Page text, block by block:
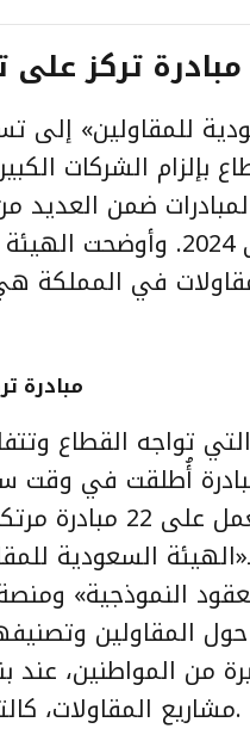
22 مبادرة تركز
للمقاولين» إلى
بإلزام الشركات
ضمن العديد
في المملكة
22
التي تواجه القطاع
أُطلقت في وقت
الهيئة في عام 2017،
العام لـ«الهيئة
النموذجية»
المقاولين
من المواطنين، عند
مشاريع المقاولات، كالتكييف أو الإنارة وغيرها.